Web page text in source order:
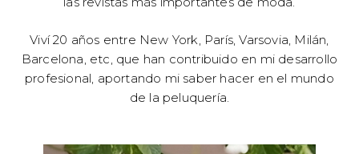
Viví 20 años entre New York, París, Varsovia, Milán,
Barcelona, etc, que han contribuido en mi desarrollo
profesional, aportando mi saber hacer en el mundo
de la peluquería.